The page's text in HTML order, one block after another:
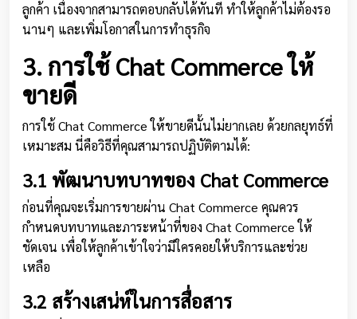
ลูกค้า เนื่องจากสามารถตอบกลับได้ทันที ทำให้ลูกค้าไม่ต้องรอ
นานๆ และเพิ่มโอกาสในการทำธุรกิจ
3. การใช้ Chat Commerce ให้
ขายดี
การใช้ Chat Commerce ให้ขายดีนั้นไม่ยากเลย ด้วยกลยุทธ์ที่
เหมาะสม นี่คือวิธีที่คุณสามารถปฏิบัติตามได้:
3.1 พัฒนาบทบาทของ Chat Commerce
ก่อนที่คุณจะเริ่มการขายผ่าน Chat Commerce คุณควร
กำหนดบทบาทและภาระหน้าที่ของ Chat Commerce ให้
ชัดเจน เพื่อให้ลูกค้าเข้าใจว่ามีใครคอยให้บริการและช่วย
เหลือ
3.2 สร้างเสน่ห์ในการสื่อสาร